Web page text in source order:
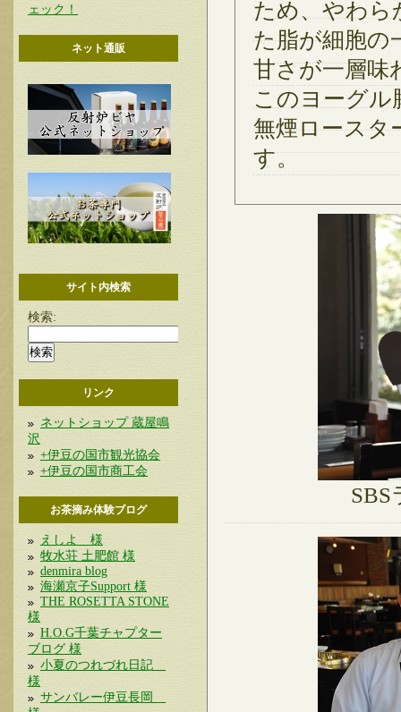
ェック！
ネット通販
サイト内検索
検索:
リンク
ネットショップ 蔵屋鳴
沢
+伊豆の国市観光協会
+伊豆の国市商工会
お茶摘み体験ブログ
えしよ 様
牧水荘 土肥館 様
denmira blog
海瀬京子Support 様
THE ROSETTA STONE
様
H.O.G千葉チャプター
ブログ 様
小夏のつれづれ日記
様
サンバレー伊豆長岡
ため、やわら
た脂が細胞の
甘さが一層味
このヨーグル
無煙ロースタ
す。